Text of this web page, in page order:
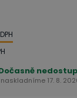
17. 8.